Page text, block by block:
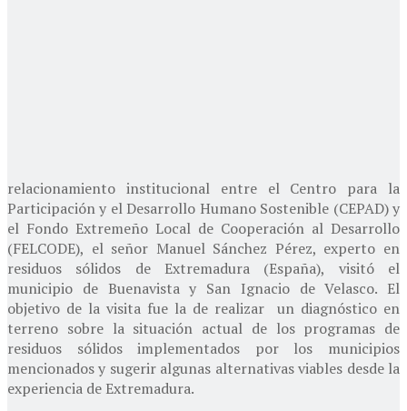
relacionamiento institucional entre el Centro para la
Participación y el Desarrollo Humano Sostenible (CEPAD) y
el Fondo Extremeño Local de Cooperación al Desarrollo
(FELCODE), el señor Manuel Sánchez Pérez, experto en
residuos sólidos de Extremadura (España), visitó el
municipio de Buenavista y San Ignacio de Velasco. El
objetivo de la visita fue la de realizar un diagnóstico en
terreno sobre la situación actual de los programas de
residuos sólidos implementados por los municipios
mencionados y sugerir algunas alternativas viables desde la
experiencia de Extremadura.